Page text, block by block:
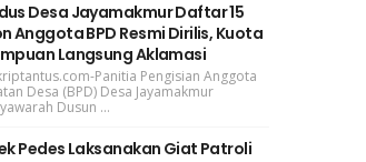
Desa Jayamakmur Daftar 15
Anggota BPD Resmi Dirilis, Kuota
Langsung Aklamasi
Panitia Pengisian Anggota
Desa (BPD) Desa Jayamakmur
Dusun ...
Pedes Laksanakan Giat Patroli